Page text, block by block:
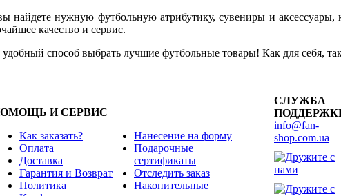
найдете нужную футбольную атрибутику, сувениры и
качество и сервис.
способ выбрать лучшие футбольные товары! Как для себя,
И СЕРВИС
Как заказать?
Оплата
Доставка
Гарантия и Возврат
Политика
Нанесение на форму
Подарочные
сертификаты
Отследить заказ
Накопительные
СЛУЖБА
info@fan-
shop.com.ua